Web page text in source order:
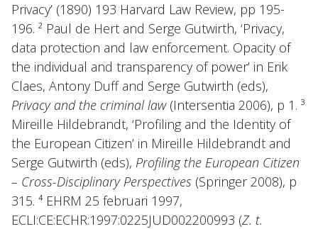
Privacy’ (1890) 193 Harvard Law Review, pp 195-
196. ² Paul de Hert and Serge Gutwirth, ‘Privacy,
data protection and law enforcement. Opacity of
the individual and transparency of power’ in Erik
Claes, Antony Duff and Serge Gutwirth (eds),
Privacy and the criminal law(Intersentia 2006), p 1. ³
Mireille Hildebrandt, ‘Profiling and the Identity of
the European Citizen’ in Mireille Hildebrandt and
Serge Gutwirth (eds), Profiling the European Citizen
– Cross-Disciplinary Perspectives (Springer 2008), p
315. ⁴ EHRM 25 februari 1997,
ECLI:CE:ECHR:1997:0225JUD002200993 (Z. t.